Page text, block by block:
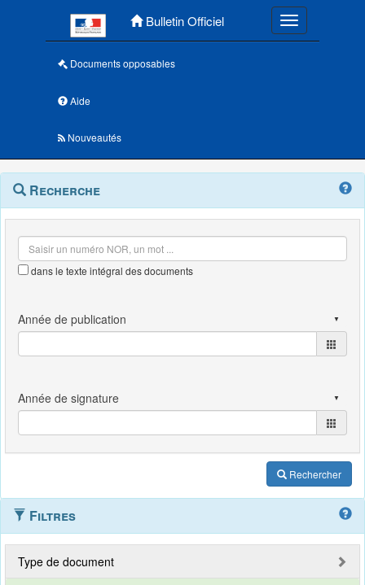
Bulletin Officiel Toggle
Documents opposables
Aide
Nouveautés
Navigation
outils
Menu
contextuel
Recherche
dans le texte intégral des documents
Rechercher
Filtres
Type de document